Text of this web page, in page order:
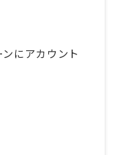
にアカウント